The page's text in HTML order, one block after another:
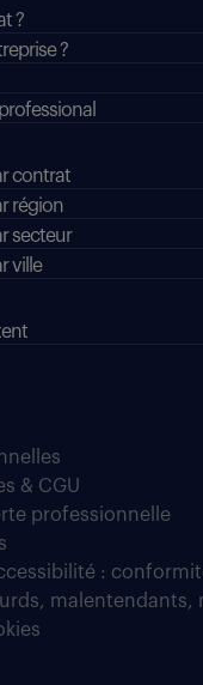
?
?
contrat
région
secteur
ville
& CGU
professionnelle
:
malentendants,